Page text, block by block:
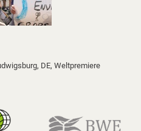
DE, Weltpremiere